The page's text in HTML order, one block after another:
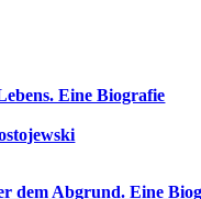
Eine Biografie
dem Abgrund. Eine